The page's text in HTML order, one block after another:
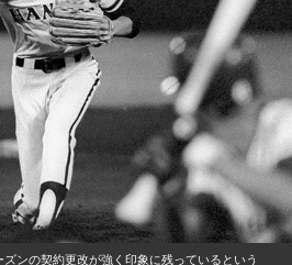
ンの契約更改が強く印象に残っているという